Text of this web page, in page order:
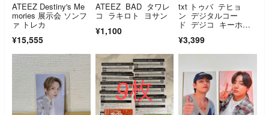
ATEEZ Destiny's Me
mories 展示会 ソンフ
ァ トレカ
¥15,555
ATEEZ BAD タワレ
コ ラキロト ヨサン
¥1,100
txt トゥバ テヒョ
ン デジタルコー
ド デジコ キーホル
¥3,399